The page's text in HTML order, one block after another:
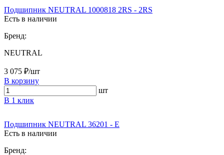
Подшипник NEUTRAL 1000818 2RS - 2RS
Есть в наличии
Бренд:
NEUTRAL
3 075 ₽/шт
В корзину
шт
В 1 клик
Подшипник NEUTRAL 36201 - Е
Есть в наличии
Бренд: